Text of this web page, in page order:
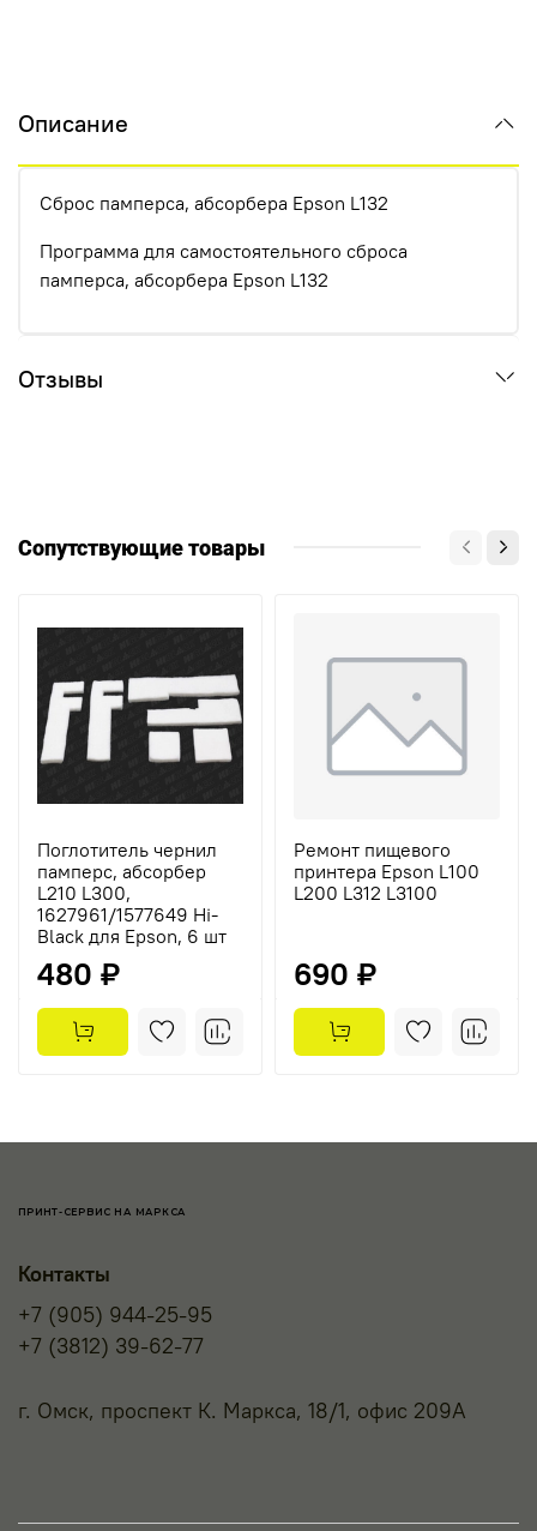
Описание
Сброс памперса, абсорбера Epson L132
Программа для самостоятельного сброса
памперса, абсорбера Epson L132
Отзывы
Сопутствующие товары
Поглотитель чернил
памперс, абсорбер
L210 L300,
1627961/1577649 Hi-
Black для Epson, 6 шт
480 ₽
Ремонт пищевого
принтера Epson L100
L200 L312 L3100
690 ₽
ПРИНТ-СЕРВИС НА МАРКСА
Контакты
+7 (905) 944-25-95
+7 (3812) 39-62-77
г. Омск, проспект К. Маркса, 18/1, офис 209А